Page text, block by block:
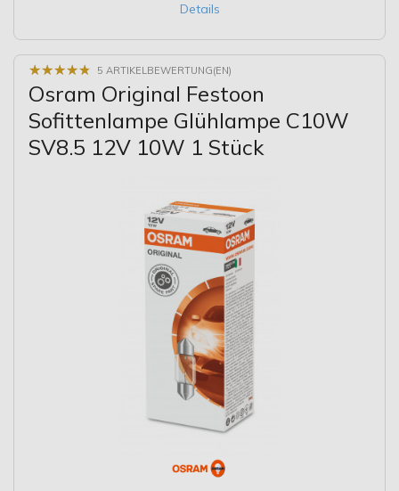
Details
★★★★★
★★★★★ 5 ARTIKELBEWERTUNG(EN)
Osram Original Festoon
Sofittenlampe Glühlampe C10W
SV8.5 12V 10W 1 Stück